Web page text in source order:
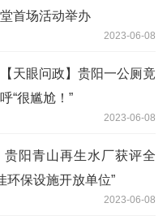
首场活动举办
2023-06-08
天眼问政】贵阳一公厕竟
“很尴尬！”
2023-06-08
贵阳青山再生水厂获评全
环保设施开放单位”
2023-06-08